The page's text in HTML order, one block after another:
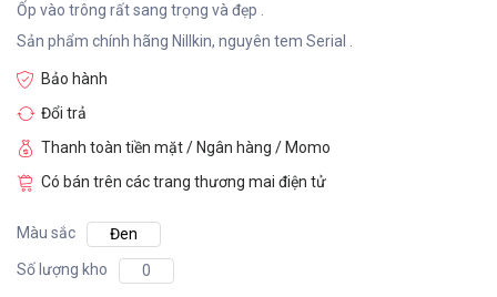
Ốp vào trông rất sang trọng và đẹp .
Sản phẩm chính hãng Nillkin, nguyên tem Serial .
Bảo hành
Đổi trả
Thanh toàn tiền mặt / Ngân hàng / Momo
Có bán trên các trang thương mai điện tử
Màu sắc
Đen
Số lượng kho
0